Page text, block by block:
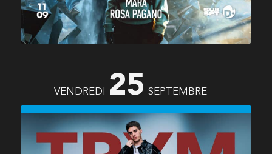
ROSA PAGANO
RUFFY
VENDREDI 25 SEPTEMBRE
TRYM
(FR)